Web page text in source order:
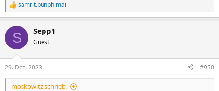
R
e
k
i
e
n
samrit.bunphimai
S Sepp1
Guest
29. Dez. 2023 #950
moskowitz schrieb: